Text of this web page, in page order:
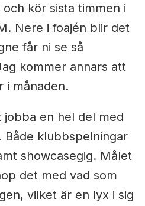
kör sista timmen i
Nere i foajén blir det
får ni se så
kommer annars att
i månaden.
en hel del med
Både klubbspelningar
showcasegig. Målet
det med vad som
vilket är en lyx i sig